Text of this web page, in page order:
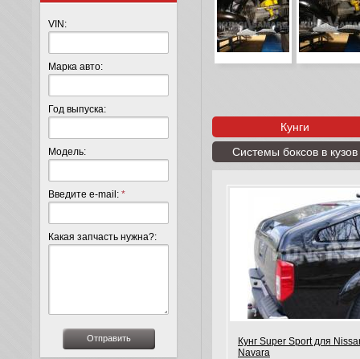
Кунги
Системы боксов в кузов
Кунг Super Sport для
Navara
VIN:
Марка авто:
Год выпуска:
Модель:
Введите e-mail: *
Какая запчасть нужна?: